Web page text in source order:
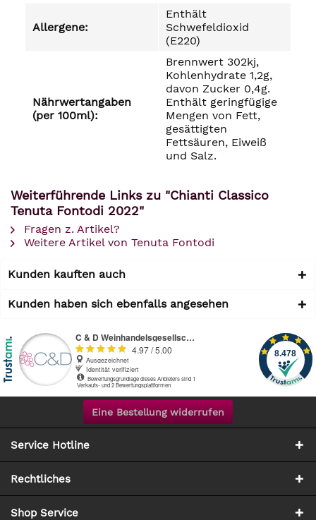
Allergene:
Enthält
Schwefeldioxid
(E220)
Nährwertangaben
(per 100ml):
Brennwert 302kj,
Kohlenhydrate 1,2g,
davon Zucker 0,4g.
Enthält geringfügige
Mengen von Fett,
gesättigten
Fettsäuren, Eiweiß
und Salz.
Weiterführende Links zu "Chianti Classico
Tenuta Fontodi 2022"
Fragen z. Artikel?
Weitere Artikel von Tenuta Fontodi
Kunden kauften auch
Kunden haben sich ebenfalls angesehen
Eine Bestellung widerrufen
Service Hotline
Rechtliches
Shop Service